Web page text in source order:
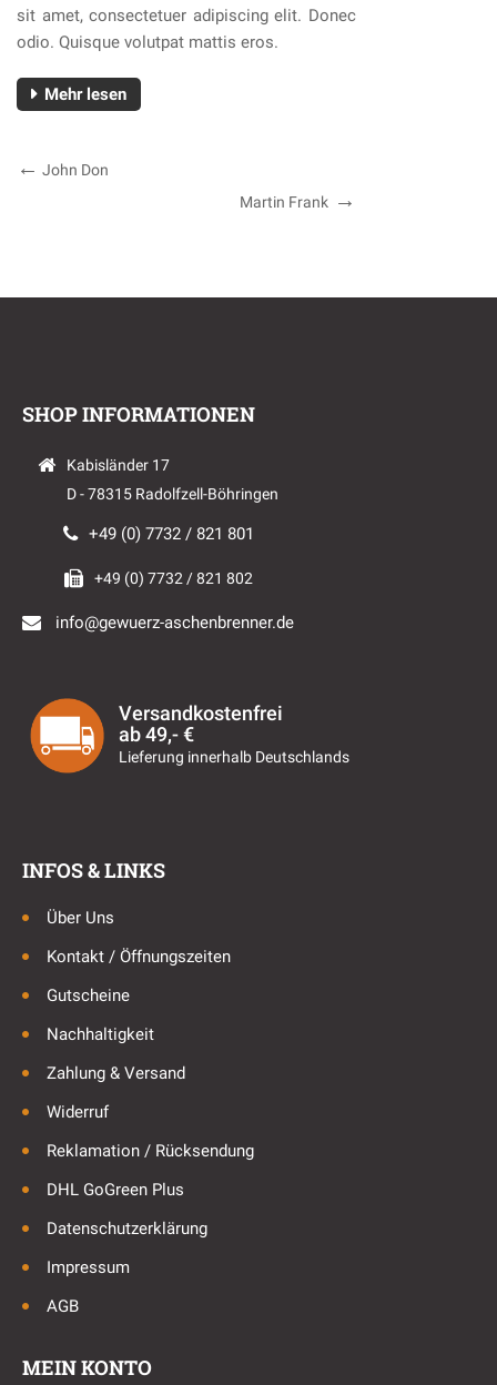
sit amet, consectetuer adipiscing elit. Donec
odio. Quisque volutpat mattis eros.
Mehr lesen
Beitragsnavigation
Previous
John Don
Martin Frank
SHOP INFORMATIONEN
Kabisländer 17
D - 78315 Radolfzell-Böhringen
+49 (0) 7732 / 821 801
+49 (0) 7732 / 821 802
info@gewuerz-aschenbrenner.de
Versandkostenfrei
ab 49,- €
Lieferung innerhalb Deutschlands
INFOS & LINKS
Über Uns
Kontakt / Öffnungszeiten
Gutscheine
Nachhaltigkeit
Zahlung & Versand
Widerruf
Reklamation / Rücksendung
DHL GoGreen Plus
Datenschutzerklärung
Impressum
AGB
MEIN KONTO